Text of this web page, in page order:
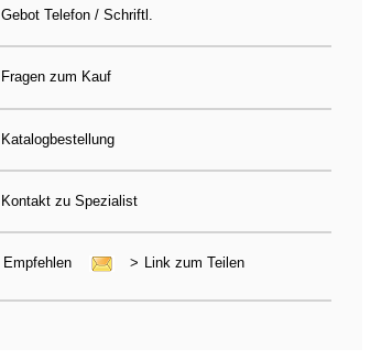
Gebot Telefon / Schriftl.
Fragen zum Kauf
Katalogbestellung
Kontakt zu Spezialist
Empfehlen > Link zum Teilen